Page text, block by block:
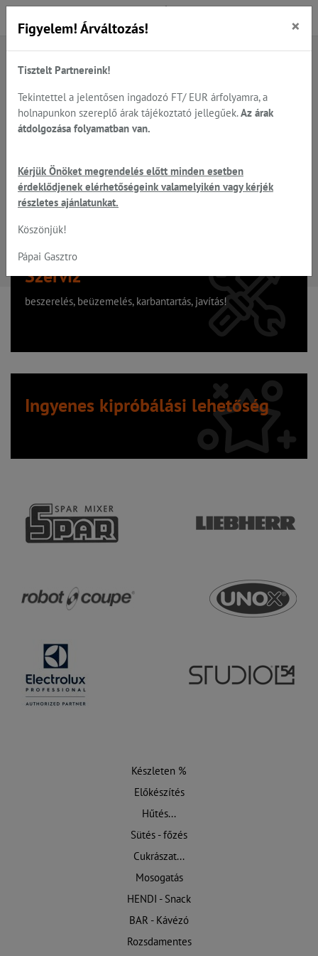
A keresett oldal nem található
Hiba, a keresett oldal nem található!
Szervíz
beszerelés, beüzemelés, karbantartás, javítás!
Ingyenes kipróbálási lehetőség
Készleten %
Előkészítés
Hűtés...
Sütés - főzés
Cukrászat...
Mosogatás
HENDI - Snack
BAR - Kávézó
Rozsdamentes
Figyelem! Árváltozás! ×
Tisztelt Partnereink!
Tekintettel a jelentősen ingadozó FT/ EUR árfolyamra, a
holnapunkon szereplő árak tájékoztató jellegűek. Az árak
átdolgozása folyamatban van.
Kérjük Önöket megrendelés előtt minden esetben
érdeklődjenek elérhetőségeink valamelyikén vagy kérjék
részletes ajánlatunkat.
Köszönjük!
Pápai Gasztro